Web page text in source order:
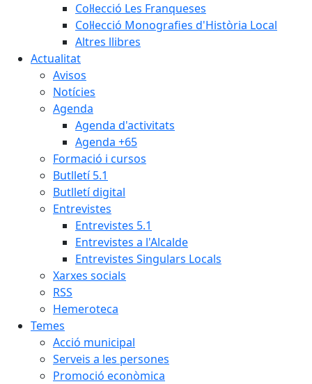
Col·lecció Les Franqueses
Col·lecció Monografies d'Història Local
Altres llibres
Actualitat
Avisos
Notícies
Agenda
Agenda d'activitats
Agenda +65
Formació i cursos
Butlletí 5.1
Butlletí digital
Entrevistes
Entrevistes 5.1
Entrevistes a l'Alcalde
Entrevistes Singulars Locals
Xarxes socials
RSS
Hemeroteca
Temes
Acció municipal
Serveis a les persones
Promoció econòmica